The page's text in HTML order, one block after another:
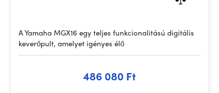
A Yamaha MGX16 egy teljes funkcionalitású digitális
keverőpult, amelyet igényes élő
486 080 Ft